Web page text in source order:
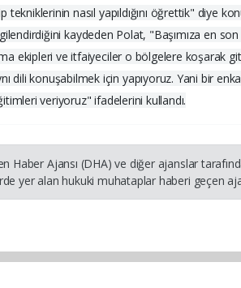
nasıl yapıldığını öğrettik" diye
kaydeden Polat, "Başımıza en
ekipleri ve itfaiyeciler o bölgelere koşarak
konuşabilmek için yapıyoruz. Yani bir
veriyoruz" ifadelerini kullandı.
Haber Ajansı (DHA) ve diğer ajanslar
yer alan hukuki muhataplar haberi geçen